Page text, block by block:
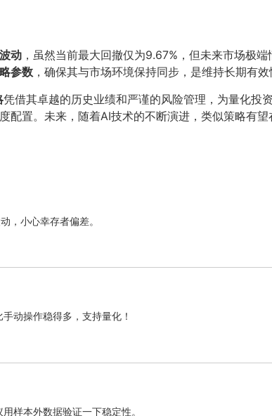
动 ，虽然当前最大回撤仅为9.67%，但未来市场极
参数 ，确保其与市场环境保持同步，是维持长期有
凭借其卓越的历史业绩和严谨的风险管理，为量化投
配置。未来，随着AI技术的不断演进，类似策略有
，小心幸存者偏差。
动操作稳得多，支持量化！
样本外数据验证一下稳定性。